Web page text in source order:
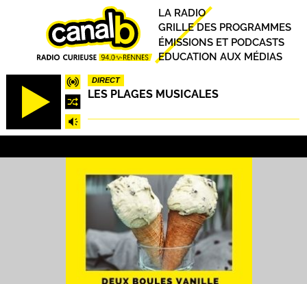
DIRECT
LES PLAGES MUSICALES
Principal
LA RADIO
GRILLE DES PROGRAMMES
ÉMISSIONS ET PODCASTS
EDUCATION AUX MÉDIAS